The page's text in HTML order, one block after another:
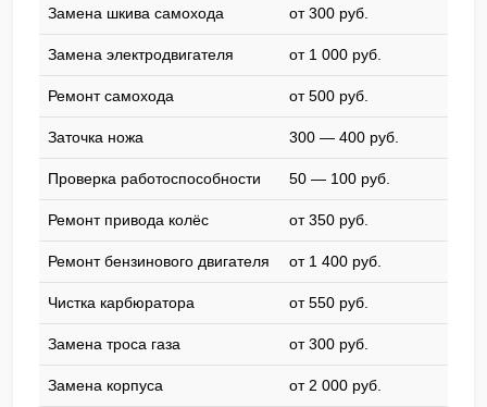
Замена шкива самохода от 300 pyб.
Замена электродвигателя от 1 000 pyб.
Ремонт самохода от 500 pyб.
Заточка ножа 300 — 400 pyб.
Проверка работоспособности 50 — 100 pyб.
Ремонт привода колёс от 350 pyб.
Ремонт бензинового двигателя от 1 400 pyб.
Чистка карбюратора от 550 pyб.
Замена троса газа от 300 pyб.
Замена корпуса от 2 000 pyб.